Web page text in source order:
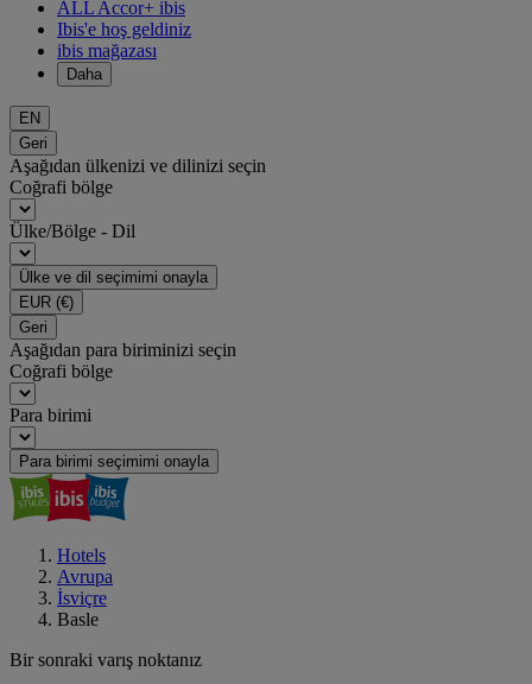
ALL Accor+ ibis
Ibis'e hoş geldiniz
ibis mağazası
Daha
EN
Geri
Aşağıdan ülkenizi ve dilinizi seçin
Coğrafi bölge
Ülke/Bölge - Dil
Ülke ve dil seçimimi onayla
EUR (€)
Geri
Aşağıdan para biriminizi seçin
Coğrafi bölge
Para birimi
Para birimi seçimimi onayla
Hotels
Avrupa
İsviçre
Basle
Bir sonraki varış noktanız